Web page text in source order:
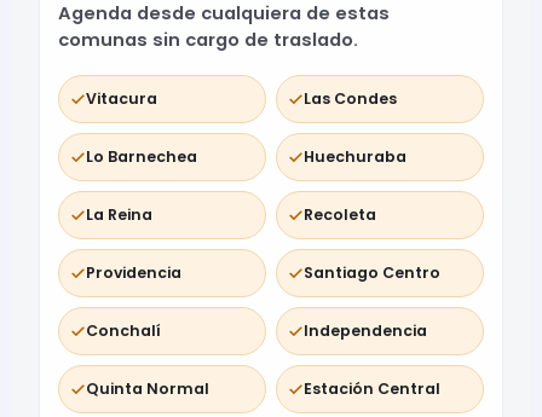
Agenda desde cualquiera de estas
comunas sin cargo de traslado.
Vitacura Las Condes
Lo Barnechea Huechuraba
La Reina Recoleta
Providencia Santiago Centro
Conchalí Independencia
Quinta Normal Estación Central